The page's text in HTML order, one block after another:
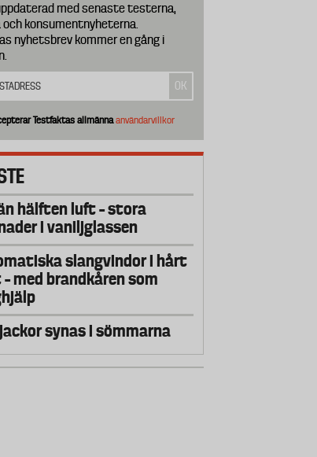
med senaste testerna,
och konsumentnyheterna.
nyhetsbrev kommer en gång i
Testfaktas allmännaanvändarvillkor
hälften luft – stora
i vaniljglassen
slangvindor i hårt
med brandkåren som
synas i sömmarna